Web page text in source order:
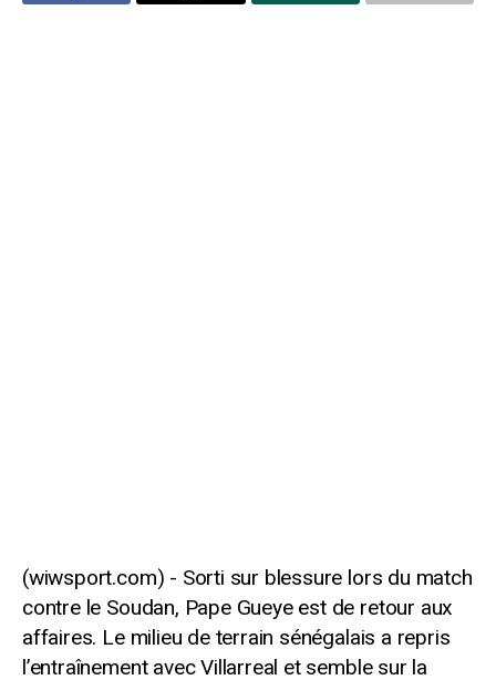
Sorti sur blessure lors du match
contre le Soudan, Pape Gueye est de retour aux
affaires. Le milieu de terrain sénégalais a repris
l’entraînement avec Villarreal et semble sur la